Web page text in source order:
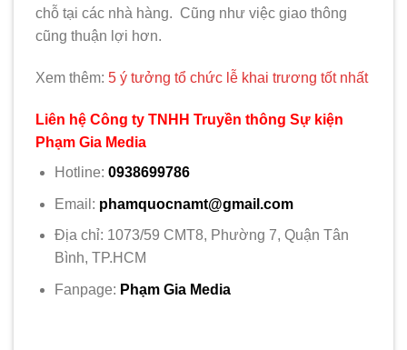
chỗ tại các nhà hàng. Cũng như việc giao thông
cũng thuận lợi hơn.
Xem thêm: 5 ý tưởng tổ chức lễ khai trương tốt nhất
Liên hệ Công ty TNHH Truyền thông Sự kiện
Phạm Gia Media
Hotline: 0938699786
Email: phamquocnamt@gmail.com
Địa chỉ: 1073/59 CMT8, Phường 7, Quận Tân
Bình, TP.HCM
Fanpage: Phạm Gia Media